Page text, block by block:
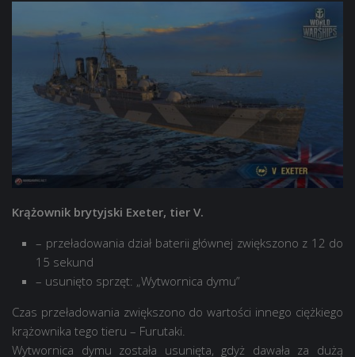
Krążownik brytyjski Exeter, tier V.
– przeładowania dział baterii głównej zwiększono z 12 do
15 sekund
– usunięto sprzęt: „Wytwornica dymu”
Czas przeładowania zwiększono do wartości innego ciężkiego
krążownika tego tieru – Furutaki.
Wytwornica dymu została usunięta, gdyż dawała za dużą